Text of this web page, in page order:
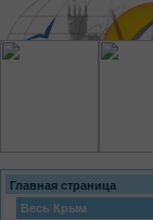
Главная страница
Весь Крым